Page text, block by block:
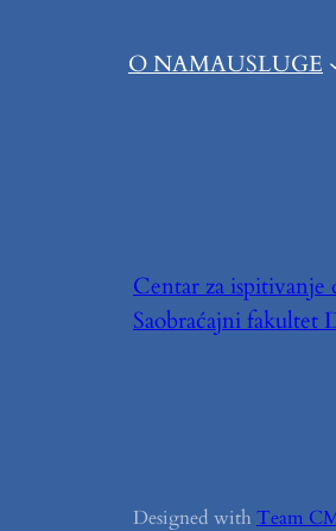
O NAMAUSLUGE
Centar za ispitivanje
Saobraćajni fakultet
Designed with Team